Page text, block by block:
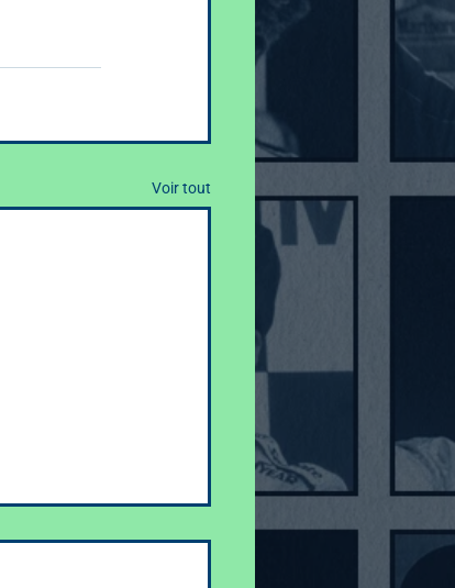
Voir tout